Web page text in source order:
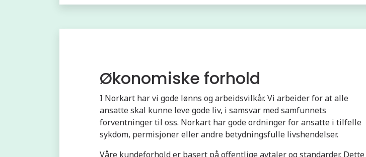
Økonomiske forhold
I Norkart har vi gode lønns og arbeidsvilkår. Vi arbeider for at alle
ansatte skal kunne leve gode liv, i samsvar med samfunnets
forventninger til oss. Norkart har gode ordninger for ansatte i tilfelle
sykdom, permisjoner eller andre betydningsfulle livshendelser.
Våre kundeforhold er basert på offentlige avtaler og standarder. Dette